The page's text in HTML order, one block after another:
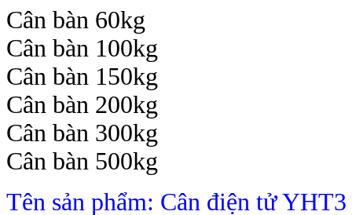
Cân bàn 60kg
Cân bàn 100kg
Cân bàn 150kg
Cân bàn 200kg
Cân bàn 300kg
Cân bàn 500kg
Tên sản phẩm: Cân điện tử YHT3